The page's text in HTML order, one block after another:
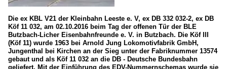
Die ex KBL V21 der Kleinbahn Leeste e. V, ex DB 332 032-2, ex DB
Köf 11 032, am 02.10.2016 beim Tag der offenen Tür der BLE
Butzbach-Licher Eisenbahnfreunde e. V. in Butzbach. Die Köf III
(Köf 11) wurde 1963 bei Arnold Jung Lokomotivfabrik GmbH,
Jungenthal bei Kirchen an der Sieg unter der Fabriknummer 13574
gebaut und als Köf 11 032 an die DB - Deutsche Bundesbahn
geliefert. Mit der Einführung des EDV-Nummernschemas wurde sie